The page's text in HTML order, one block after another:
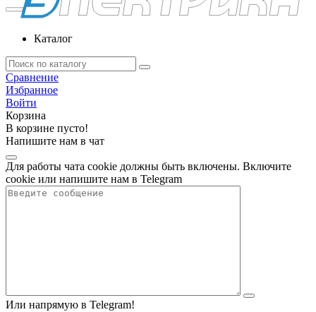
Каталог
Сравнение
Избранное
Войти
Корзина
В корзине пусто!
Напишите нам в чат
Для работы чата cookie должны быть включены. Включите
cookie или напишите нам в Telegram
Или напрямую в Telegram!